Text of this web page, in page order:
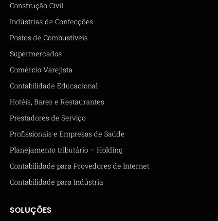
Construção Civil
Indústrias de Confecções
Postos de Combustíveis
Supermercados
Comércio Varejista
Contabilidade Educacional
Hotéis, Bares e Restaurantes
Prestadores de Serviço
Profissionais e Empresas de Saúde
Planejamento tributário – Holding
Contabilidade para Provedores de Internet
Contabilidade para Indústria
SOLUÇÕES